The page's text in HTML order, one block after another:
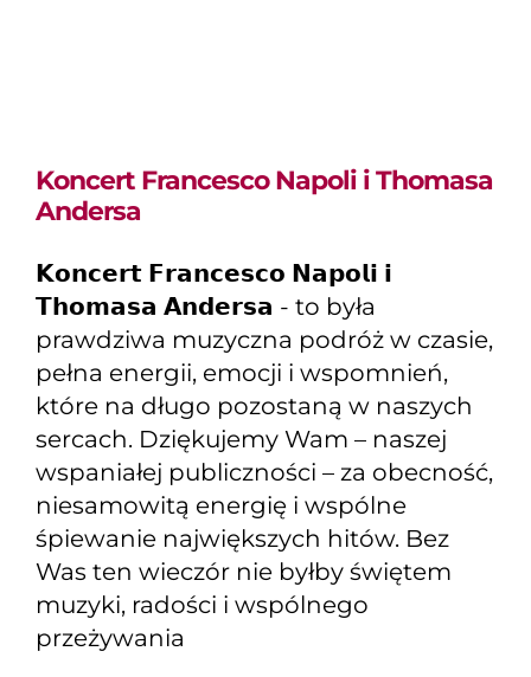
Koncert Francesco Napoli i Thomasa
Andersa
𝗞𝗼𝗻𝗰𝗲𝗿𝘁 𝗙𝗿𝗮𝗻𝗰𝗲𝘀𝗰𝗼 𝗡𝗮𝗽𝗼𝗹𝗶 𝗶
𝗧𝗵𝗼𝗺𝗮𝘀𝗮 𝗔𝗻𝗱𝗲𝗿𝘀𝗮 - to była
prawdziwa muzyczna podróż w czasie,
pełna energii, emocji i wspomnień,
które na długo pozostaną w naszych
sercach. Dziękujemy Wam – naszej
wspaniałej publiczności – za obecność,
niesamowitą energię i wspólne
śpiewanie największych hitów. Bez
Was ten wieczór nie byłby świętem
muzyki, radości i wspólnego
przeżywania